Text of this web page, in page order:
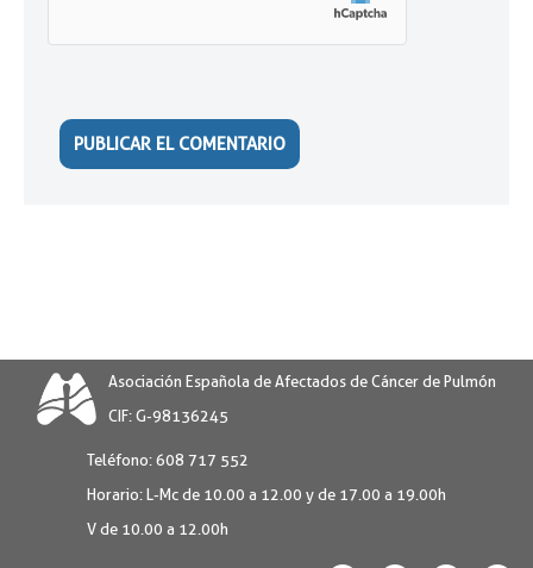
Asociación Española de Afectados de Cáncer de Pulmón
CIF: G-98136245
Teléfono: 608 717 552
Horario: L-Mc de 10.00 a 12.00 y de 17.00 a 19.00h
V de 10.00 a 12.00h